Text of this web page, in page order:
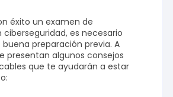
éxito un examen de
es necesario
preparación previa. A
presentan algunos consejos
que te ayudarán a estar